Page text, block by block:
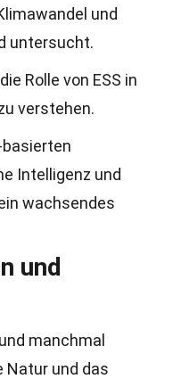
und
untersucht.
Rolle von ESS in
verstehen.
basierten
Intelligenz und
wachsendes
und
manchmal
Natur und das